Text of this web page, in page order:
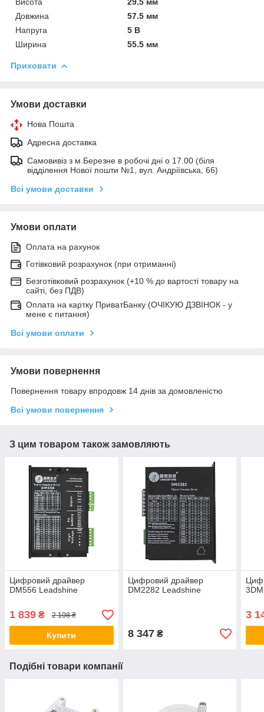
Довжина
57.5 мм
Напруга
5 В
Ширина
55.5 мм
Приховати
Умови доставки
Нова Пошта
Адресна доставка
Самовивіз з м.Березне в робочі дні о 17.00 (біля
відділення Нової пошти №1, вул. Андріївська, 66)
Всі умови доставки
Умови оплати
Оплата на рахунок
Готівковий розрахунок (при отриманні)
Безготівковий розрахунок (+10 % до вартості товару на
сайті, без ПДВ)
Оплата на картку ПриватБанку (ОЧІКУЮ ДЗВІНОК - у
мене є питання)
Всі умови оплати
Умови повернення
Повернення товару впродовж 14 днів за домовленістю
Всі умови повернення
З цим товаром також замовляють
Цифровий драйвер
DM556 Leadshine
1 839 ₴ 2 108 ₴
Купити
Цифровий драйвер
DM2282 Leadshine
8 347₴
3
Подібні товари компанії